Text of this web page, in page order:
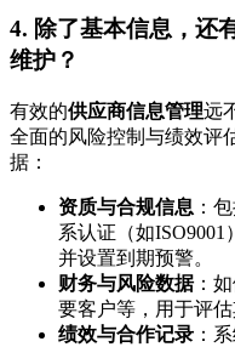
4. 除了基本信息，还
维护？
有效的供应商信息管理远
全面的风险控制与绩效评
据：
资质与合规信息 ：
系认证（如ISO9001
并设置到期预警。
财务与风险数据：
要客户等，用于评
绩效与合作记录 ：